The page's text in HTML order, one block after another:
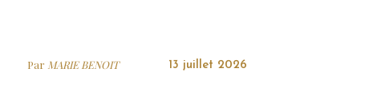
Par MARIE BENOIT 13 juillet 2026